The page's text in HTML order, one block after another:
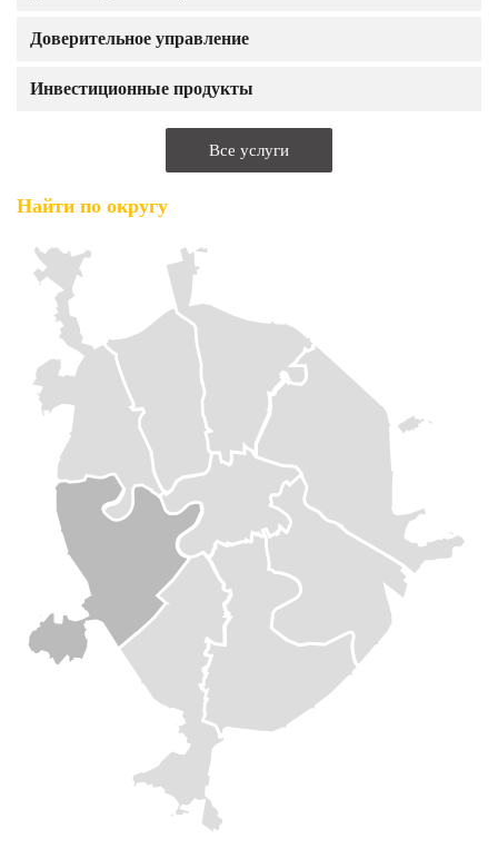
Доверительное управление
Инвестиционные продукты
Все услуги
Найти по округу